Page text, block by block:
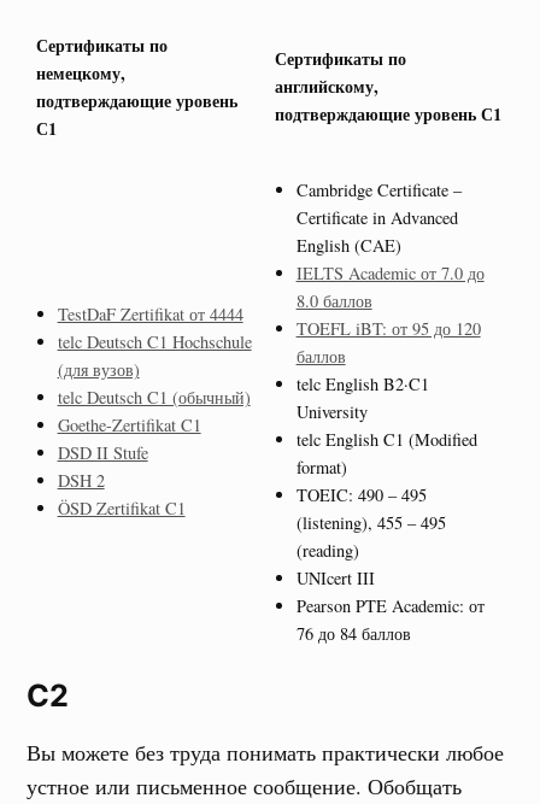
Сертификаты по
немецкому,
подтверждающие уровень
С1
Сертификаты по
английскому,
подтверждающие уровень С1
TestDaF Zertifikat от 4444
telc Deutsch C1 Hochschule
(для вузов)
telc Deutsch C1 (обычный)
Goethe-Zertifikat C1
DSD II Stufe
DSH 2
ÖSD Zertifikat C1
Cambridge Certificate –
Certificate in Advanced
English (CAE)
IELTS Academic от 7.0 до
8.0 баллов
TOEFL iBT: от 95 до 120
баллов
telc English B2·C1
University
telc English C1 (Modified
format)
TOEIC: 490 – 495
(listening), 455 – 495
(reading)
UNIcert III
Pearson PTE Academic: от
76 до 84 баллов
C2
Вы можете без труда понимать практически любое
устное или письменное сообщение. Обобщать